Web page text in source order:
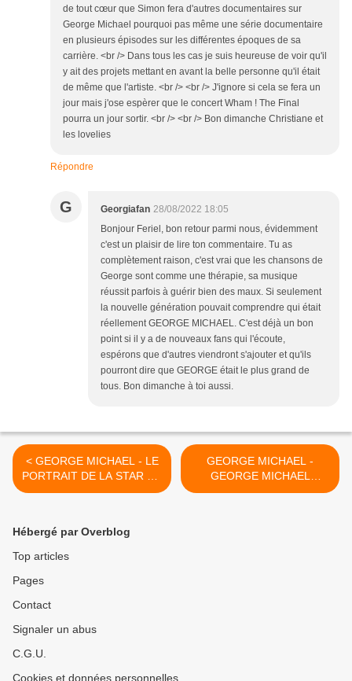
de tout cœur que Simon fera d'autres documentaires sur
George Michael pourquoi pas même une série documentaire
en plusieurs épisodes sur les différentes époques de sa
carrière. <br /> Dans tous les cas je suis heureuse de voir qu'il
y ait des projets mettant en avant la belle personne qu'il était
de même que l'artiste. <br /> <br /> J'ignore si cela se fera un
jour mais j'ose espèrer que le concert Wham ! The Final
pourra un jour sortir. <br /> <br /> Bon dimanche Christiane et
les lovelies
Répondre
G Georgiafan 28/08/2022 18:05
Bonjour Feriel, bon retour parmi nous, évidemment
c'est un plaisir de lire ton commentaire. Tu as
complètement raison, c'est vrai que les chansons de
George sont comme une thérapie, sa musique
réussit parfois à guérir bien des maux. Si seulement
la nouvelle génération pouvait comprendre qui était
réellement GEORGE MICHAEL. C'est déjà un bon
point si il y a de nouveaux fans qui l'écoute,
espérons que d'autres viendront s'ajouter et qu'ils
pourront dire que GEORGE était le plus grand de
tous. Bon dimanche à toi aussi.
< GEORGE MICHAEL - LE
PORTRAIT DE LA STAR DE
LA POP SUR DISNEY+
GEORGE MICHAEL -
GEORGE MICHAEL
PORTRAIT OF AN ARTIST
Hébergé par Overblog
Top articles
Pages
Contact
Signaler un abus
C.G.U.
Cookies et données personnelles